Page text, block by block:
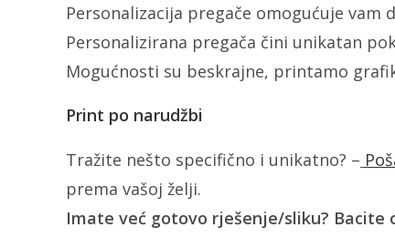
Personalizacija pregače omogućuje
Personalizirana pregača čini unikatan
Mogućnosti su beskrajne, printamo
Print po narudžbi
Tražite nešto specifično i unikatno? –
prema vašoj želji.
Imate već gotovo rješenje/sliku? Bacite